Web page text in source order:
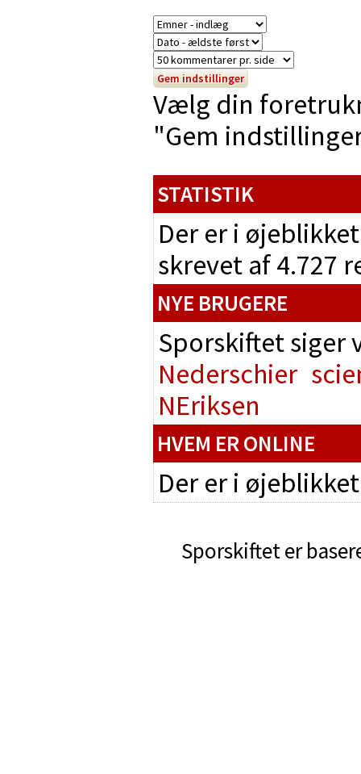
Vælg din
"Gem
STATISTIK
Der er i
skrevet af 4.727
NYE BRUGERE
Sporskiftet
Nederschier
NEriksen
HVEM ER ONLINE
Der er i
Sporskiftet er